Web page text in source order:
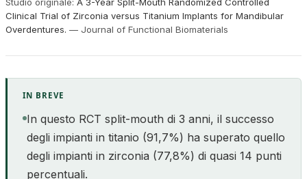
Clinical Trial of Zirconia versus Titanium Implants for Mandibular
Overdentures. — Journal of Functional Biomaterials
IN BREVE
In questo RCT split-mouth di 3 anni, il successo
degli impianti in titanio (91,7%) ha superato quello
degli impianti in zirconia (77,8%) di quasi 14 punti
percentuali.